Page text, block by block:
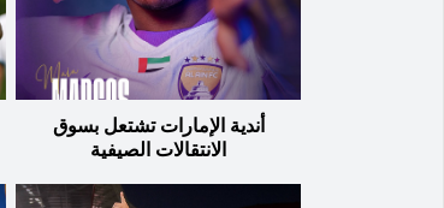
أندية الإمارات تشتعل بسوق
الانتقالات الصيفية